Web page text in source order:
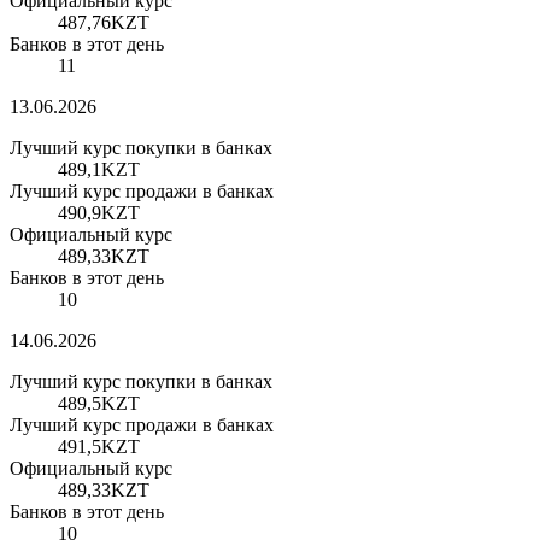
487,76KZT
Банков в этот день
11
13.06.2026
Лучший курс покупки в банках
489,1KZT
Лучший курс продажи в банках
490,9KZT
Официальный курс
489,33KZT
Банков в этот день
10
14.06.2026
Лучший курс покупки в банках
489,5KZT
Лучший курс продажи в банках
491,5KZT
Официальный курс
489,33KZT
Банков в этот день
10